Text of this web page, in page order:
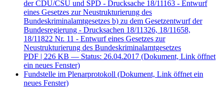
der CDU/CSU und SPD - Drucksache 18/11163 - Entwurf
eines Gesetzes zur Neustrukturierung des
Bundeskriminalamtgesetzes b) zu dem Gesetzentwurf der
Bundesregierung - Drucksachen 18/11326, 18/11658,
18/11822 Nr. 11 - Entwurf eines Gesetzes zur
Neustrukturierung des Bundeskriminalamtgesetzes
PDF | 226 KB — Status: 26.04.2017 (Dokument, Link öffnet
ein neues Fenster)
Fundstelle im Plenarprotokoll (Dokument, Link öffnet ein
neues Fenster)